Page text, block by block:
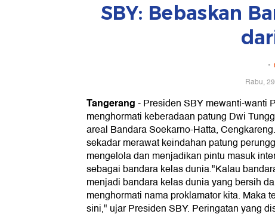
SBY: Bebaskan
-
Rabu,
Tangerang-Presiden SBY mewanti-wanti
menghormati keberadaan patung Dwi
areal Bandara Soekarno-Hatta,
sekadar merawat keindahan patung
mengelola dan menjadikan pintu masuk
sebagai bandara kelas dunia."Kalau
menjadi bandara kelas dunia yang bersih
menghormati nama proklamator kita. Maka
sini," ujar Presiden SBY. Peringatan yang